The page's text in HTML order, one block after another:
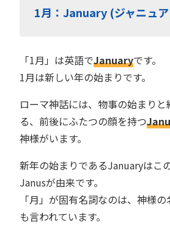
1月：January (ジャニュ
「1月」は英語でJanuaryです。
1月は新しい年の始まりです。
ローマ神話には、物事の始まり
る、前後にふたつの顔を持つ
神様がいます。
新年の始まりであるJanuaryはこ
Janusが由来です。
「月」が固有名詞なのは、神様
も言われています。